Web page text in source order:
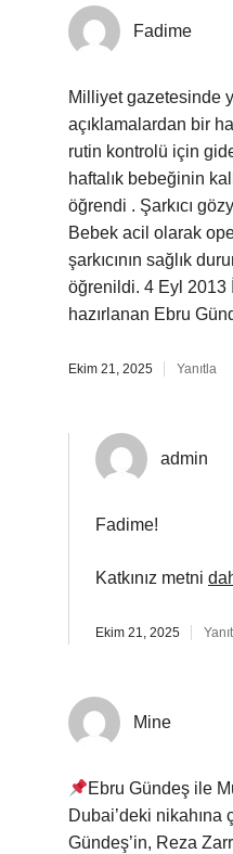
Fadime
Milliyet gazetesinde
açıklamalardan bir
rutin kontrolü için
haftalık bebeğinin
öğrendi . Şarkıcı
Bebek acil olarak
şarkıcının sağlık
öğrenildi. 4 Eyl 2013
hazırlanan Ebru
Ekim 21, 2025 Yanıtla
admin
Fadime!
Katkınız metni
Ekim 21, 2025
Mine
Ebru Gündeş ile
Dubai’deki nikahına
Gündeş’in, Reza